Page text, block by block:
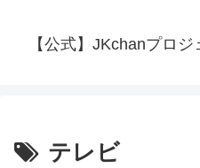
【公式】JKchanプロ
テレビ